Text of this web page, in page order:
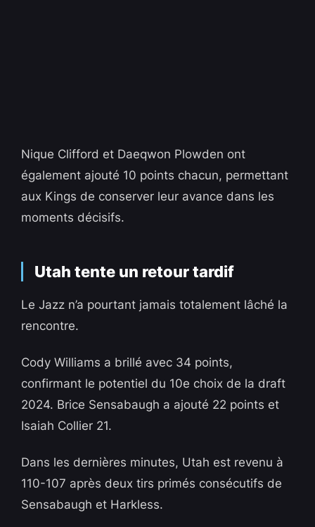
Nique Clifford et Daeqwon Plowden ont
également ajouté 10 points chacun, permettant
aux Kings de conserver leur avance dans les
moments décisifs.
Utah tente un retour tardif
Le Jazz n’a pourtant jamais totalement lâché la
rencontre.
Cody Williams a brillé avec 34 points,
confirmant le potentiel du 10e choix de la draft
2024. Brice Sensabaugh a ajouté 22 points et
Isaiah Collier 21.
Dans les dernières minutes, Utah est revenu à
110-107 après deux tirs primés consécutifs de
Sensabaugh et Harkless.